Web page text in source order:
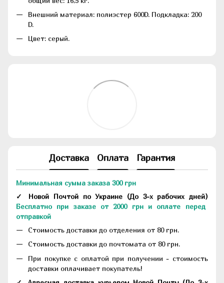
Внешний материал: полиэстер 600D. Подкладка: 200
D.
Цвет: серый.
Доставка Оплата Гарантия
Минимальная сумма заказа 300 грн
✓ Новой Почтой по Украине (До 3-х рабочих дней)
Бесплатно при заказе от 2000 грн и оплате перед
отправкой
Стоимость доставки до отделения от 80 грн.
Стоимость доставки до почтомата от 80 грн.
При покупке с оплатой при получении - стоимость
доставки оплачивает покупатель!